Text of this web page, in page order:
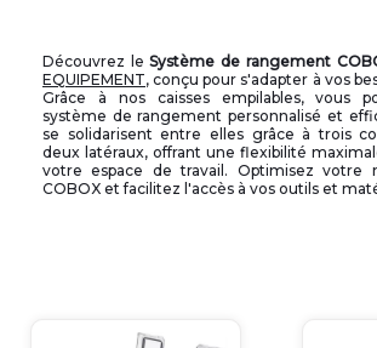
Découvrez leSystème de rangement
EQUIPEMENT, conçu pour s'adapter à vos
Grâce à nos caisses empilables, vous
système de rangement personnalisé et
se solidarisent entre elles grâce à trois
deux latéraux, offrant une flexibilité
votre espace de travail. Optimisez votre
COBOX et facilitez l'accès à vos outils et